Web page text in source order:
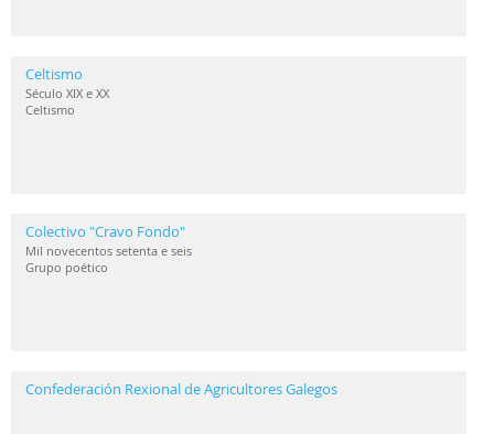
Celtismo
Século XIX e XX
Celtismo
Colectivo "Cravo Fondo"
Mil novecentos setenta e seis
Grupo poético
Confederación Rexional de Agricultores Galegos